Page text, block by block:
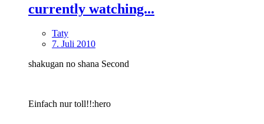
currently watching...
Taty
7. Juli 2010
shakugan no shana Second
Einfach nur toll!!:hero